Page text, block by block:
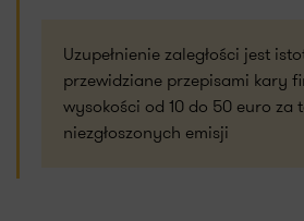
Uzupełnienie zaległości jest
przewidziane przepisami kary
wysokości od 10 do 50 euro za
niezgłoszonych emisji